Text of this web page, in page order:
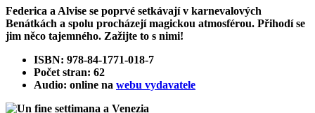
Federica a Alvise se poprvé setkávají v karnevalových
Benátkách a spolu procházejí magickou atmosférou. Přihodí se
jim něco tajemného. Zažijte to s nimi!
ISBN: 978-84-1771-018-7
Počet stran: 62
Audio: online na webu vydavatele